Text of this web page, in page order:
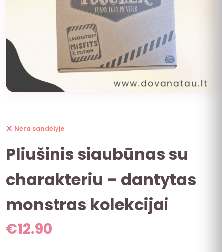
Nėra sandėlyje
Pliušinis siaubūnas su
charakteriu – dantytas
monstras kolekcijai
€12.90